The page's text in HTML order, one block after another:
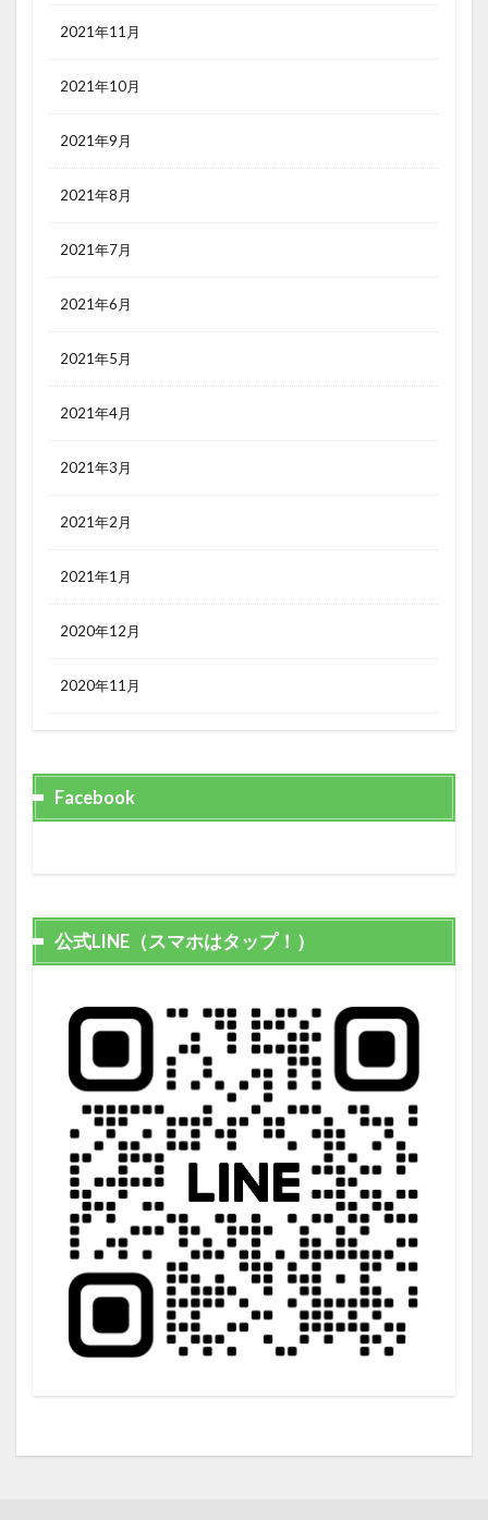
2021年11月
2021年10月
2021年9月
2021年8月
2021年7月
2021年6月
2021年5月
2021年4月
2021年3月
2021年2月
2021年1月
2020年12月
2020年11月
Facebook
公式LINE（スマホはタップ！）